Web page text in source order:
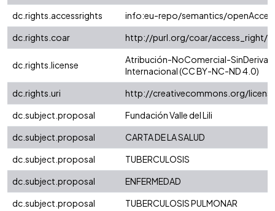
dc.rights.accessrights
info:eu-repo/semantics/
dc.rights.coar
http://purl.org/coar/access_right/
dc.rights.license
Atribución-NoComercial-
Internacional (CC BY-NC-ND 4.0)
dc.rights.uri
http://creativecommons.org/
dc.subject.proposal
Fundación Valle del Lili
dc.subject.proposal
CARTA DE LA SALUD
dc.subject.proposal
TUBERCULOSIS
dc.subject.proposal
ENFERMEDAD
dc.subject.proposal
TUBERCULOSIS PULMONAR